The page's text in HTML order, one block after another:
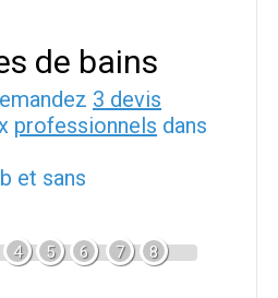
de bains
3 devis
professionnels dans
et sans
4 5 6 7 8